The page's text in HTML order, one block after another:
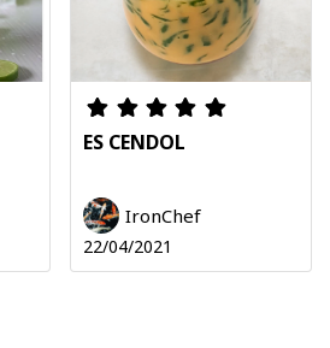
ES CENDOL
IronChef
22/04/2021